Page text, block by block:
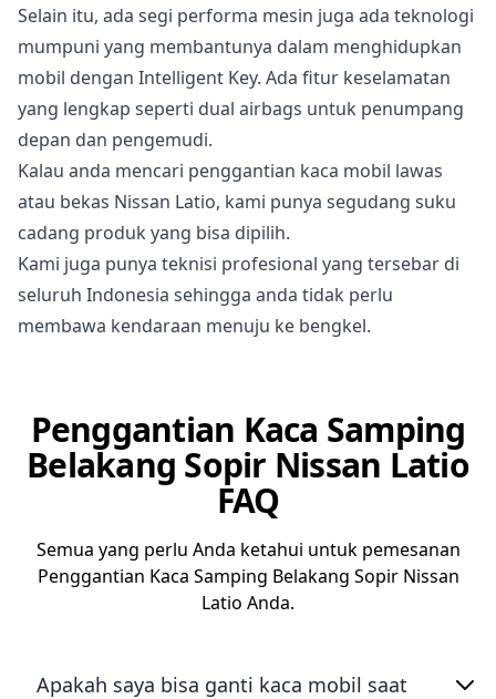
Selain itu, ada segi performa mesin juga ada teknologi
mumpuni yang membantunya dalam menghidupkan
mobil dengan Intelligent Key. Ada fitur keselamatan
yang lengkap seperti dual airbags untuk penumpang
depan dan pengemudi.
Kalau anda mencari penggantian kaca mobil lawas
atau bekas Nissan Latio, kami punya segudang suku
cadang produk yang bisa dipilih.
Kami juga punya teknisi profesional yang tersebar di
seluruh Indonesia sehingga anda tidak perlu
membawa kendaraan menuju ke bengkel.
Penggantian Kaca Samping
Belakang Sopir Nissan Latio
FAQ
Semua yang perlu Anda ketahui untuk pemesanan
Penggantian Kaca Samping Belakang Sopir Nissan
Latio Anda.
Apakah saya bisa ganti kaca mobil saat